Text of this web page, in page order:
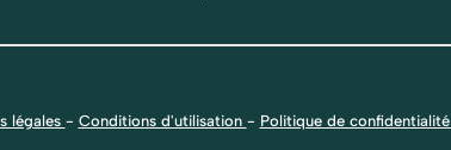
légales - Conditions d'utilisation - Politique de confidentialité